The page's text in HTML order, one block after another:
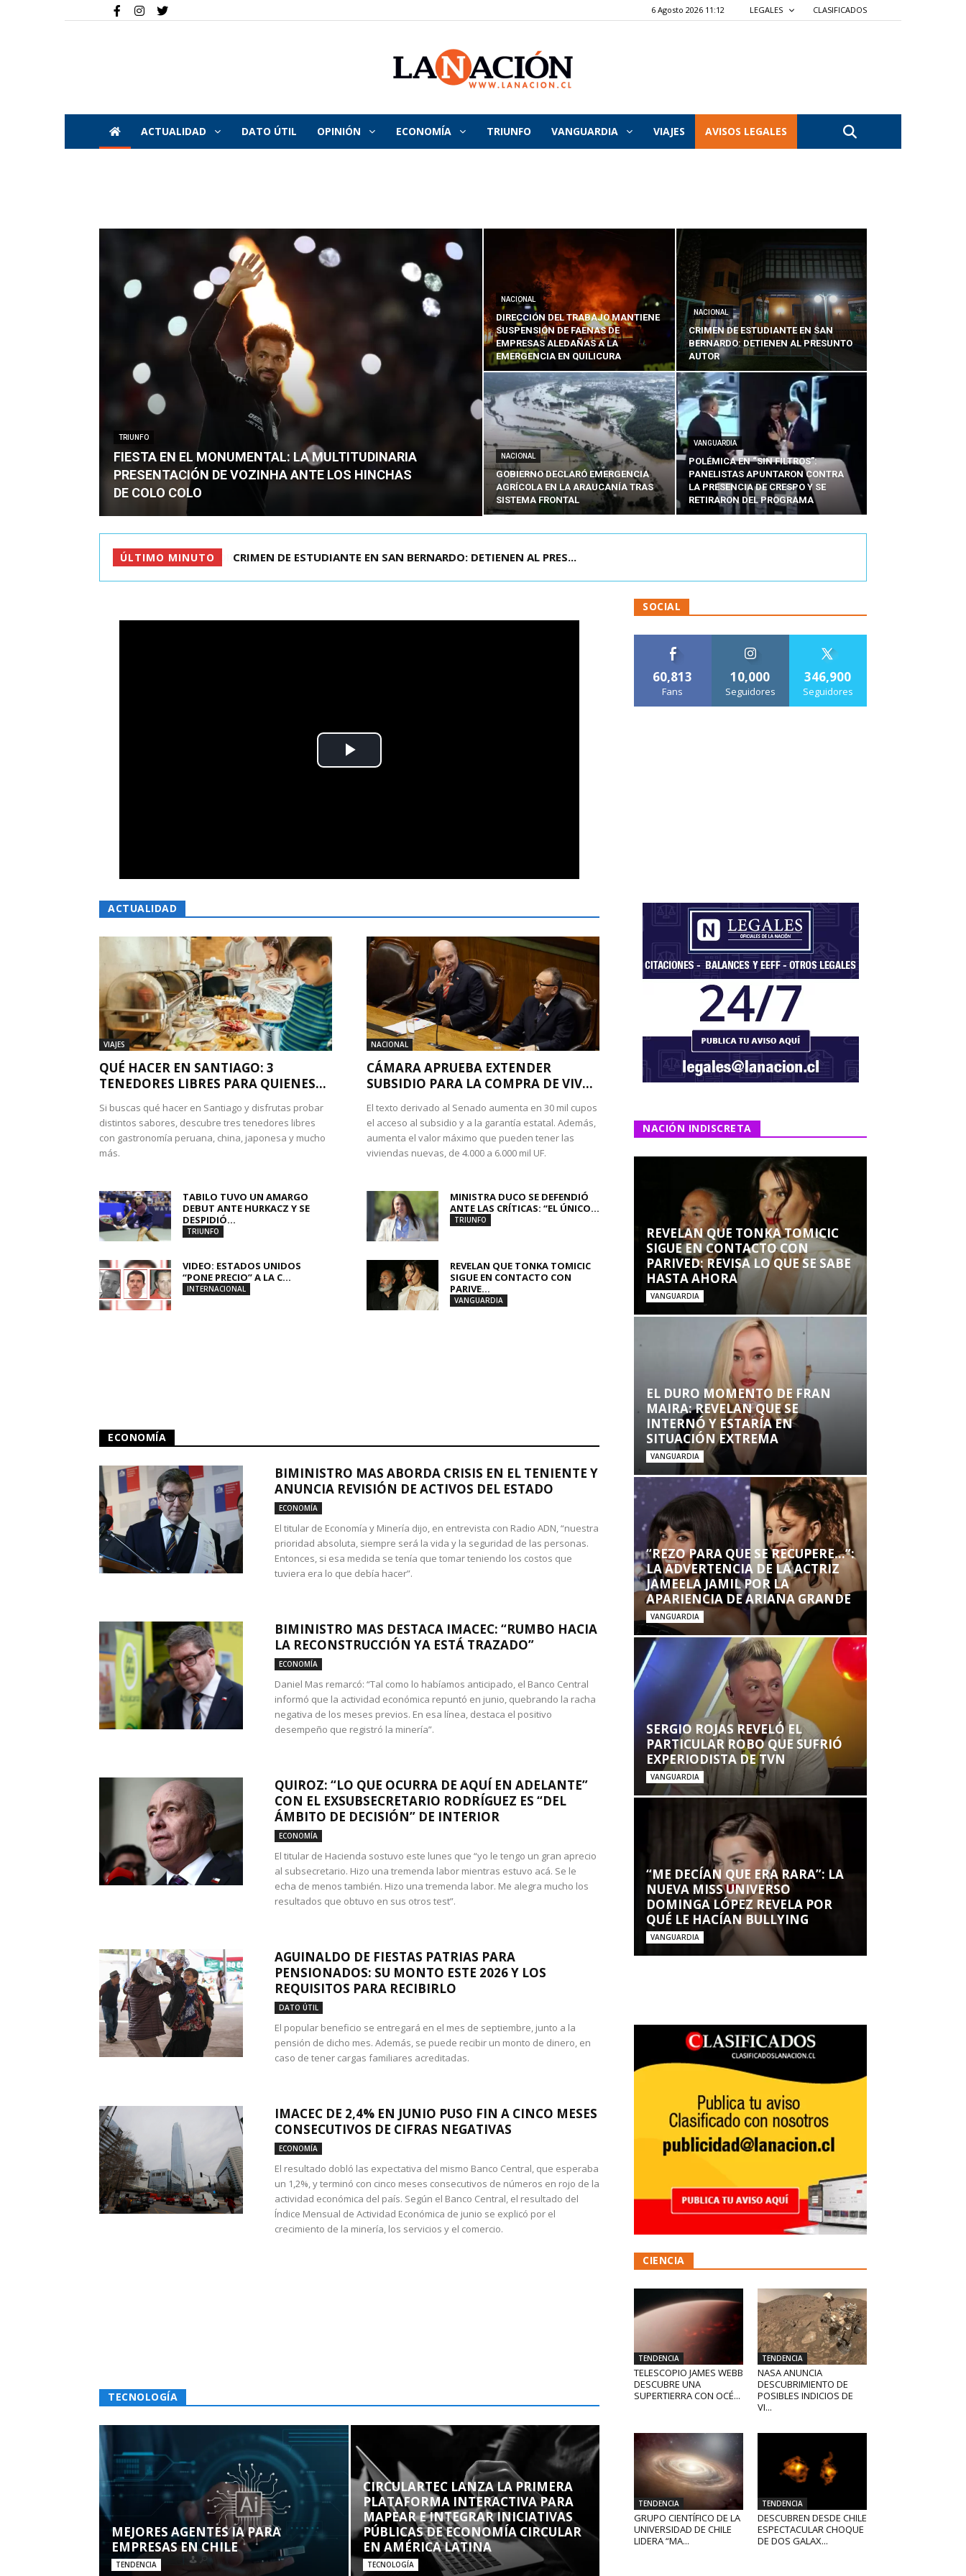
6 Agosto 2026 11:12 LEGALES CLASIFICADOS
La
Nación
ACTUALIDAD DATO ÚTIL OPINIÓN ECONOMÍA TRIUNFO VANGUARDIA VIAJES AVISOS LEGALES
TRIUNFO
FIESTA EN EL MONUMENTAL: LA MULTITUDINARIA
PRESENTACIÓN DE VOZINHA ANTE LOS HINCHAS
DE COLO COLO
NACIONAL
DIRECCIÓN DEL TRABAJO MANTIENE
SUSPENSIÓN DE FAENAS DE
EMPRESAS ALEDAÑAS A LA
EMERGENCIA EN QUILICURA
NACIONAL
CRIMEN DE ESTUDIANTE EN SAN
BERNARDO: DETIENEN AL PRESUNTO
AUTOR
NACIONAL
GOBIERNO DECLARÓ EMERGENCIA
AGRÍCOLA EN LA ARAUCANÍA TRAS
SISTEMA FRONTAL
VANGUARDIA
POLÉMICA EN “SIN FILTROS”:
PANELISTAS APUNTARON CONTRA
LA PRESENCIA DE CRESPO Y SE
RETIRARON DEL PROGRAMA
ÚLTIMO MINUTO CRIMEN DE ESTUDIANTE EN SAN BERNARDO: DETIENEN AL PRES...
ACTUALIDAD
VIAJES
QUÉ HACER EN SANTIAGO: 3
TENEDORES LIBRES PARA QUIENES...
Si buscas qué hacer en Santiago y disfrutas probar
distintos sabores, descubre tres tenedores libres
con gastronomía peruana, china, japonesa y mucho
más.
NACIONAL
CÁMARA APRUEBA EXTENDER
SUBSIDIO PARA LA COMPRA DE VIV...
El texto derivado al Senado aumenta en 30 mil cupos
el acceso al subsidio y a la garantía estatal. Además,
aumenta el valor máximo que pueden tener las
viviendas nuevas, de 4.000 a 6.000 mil UF.
TABILO TUVO UN AMARGO
DEBUT ANTE HURKACZ Y SE
DESPIDIÓ...
TRIUNFO
MINISTRA DUCO SE DEFENDIÓ
ANTE LAS CRÍTICAS: “EL ÚNICO...
TRIUNFO
VIDEO: ESTADOS UNIDOS
“PONE PRECIO” A LA C...
INTERNACIONAL
REVELAN QUE TONKA TOMICIC
SIGUE EN CONTACTO CON
PARIVE...
VANGUARDIA
ECONOMÍA
BIMINISTRO MAS ABORDA CRISIS EN EL TENIENTE Y
ANUNCIA REVISIÓN DE ACTIVOS DEL ESTADO
ECONOMÍA
El titular de Economía y Minería dijo, en entrevista con Radio ADN, “nuestra
prioridad absoluta, siempre será la vida y la seguridad de las personas.
Entonces, si esa medida se tenía que tomar teniendo los costos que
tuviera era lo que debía hacer”.
BIMINISTRO MAS DESTACA IMACEC: “RUMBO HACIA
LA RECONSTRUCCIÓN YA ESTÁ TRAZADO”
ECONOMÍA
Daniel Mas remarcó: “Tal como lo habíamos anticipado, el Banco Central
informó que la actividad económica repuntó en junio, quebrando la racha
negativa de los meses previos. En esa línea, destaca el positivo
desempeño que registró la minería”.
QUIROZ: “LO QUE OCURRA DE AQUÍ EN ADELANTE”
CON EL EXSUBSECRETARIO RODRÍGUEZ ES “DEL
ÁMBITO DE DECISIÓN” DE INTERIOR
ECONOMÍA
El titular de Hacienda sostuvo este lunes que “yo le tengo un gran aprecio
al subsecretario. Hizo una tremenda labor mientras estuvo acá. Se le
echa de menos también. Hizo una tremenda labor. Me alegra mucho los
resultados que obtuvo en sus otros test”.
AGUINALDO DE FIESTAS PATRIAS PARA
PENSIONADOS: SU MONTO ESTE 2026 Y LOS
REQUISITOS PARA RECIBIRLO
DATO ÚTIL
El popular beneficio se entregará en el mes de septiembre, junto a la
pensión de dicho mes. Además, se puede recibir un monto de dinero, en
caso de tener cargas familiares acreditadas.
IMACEC DE 2,4% EN JUNIO PUSO FIN A CINCO MESES
CONSECUTIVOS DE CIFRAS NEGATIVAS
ECONOMÍA
El resultado dobló las expectativa del mismo Banco Central, que esperaba
un 1,2%, y terminó con cinco meses consecutivos de números en rojo de la
actividad económica del país. Según el Banco Central, el resultado del
Índice Mensual de Actividad Económica de junio se explicó por el
crecimiento de la minería, los servicios y el comercio.
TECNOLOGÍA
MEJORES AGENTES IA PARA
EMPRESAS EN CHILE
TENDENCIA
CIRCULARTEC LANZA LA PRIMERA
PLATAFORMA INTERACTIVA PARA
MAPEAR E INTEGRAR INICIATIVAS
PÚBLICAS DE ECONOMÍA CIRCULAR
EN AMÉRICA LATINA
TECNOLOGÍA
SOCIAL
60,813
Fans
10,000
Seguidores
346,900
Seguidores
NACIÓN INDISCRETA
REVELAN QUE TONKA TOMICIC
SIGUE EN CONTACTO CON
PARIVED: REVISA LO QUE SE SABE
HASTA AHORA
VANGUARDIA
EL DURO MOMENTO DE FRAN
MAIRA: REVELAN QUE SE
INTERNÓ Y ESTARÍA EN
SITUACIÓN EXTREMA
VANGUARDIA
“REZO PARA QUE SE RECUPERE…”:
LA ADVERTENCIA DE LA ACTRIZ
JAMEELA JAMIL POR LA
APARIENCIA DE ARIANA GRANDE
VANGUARDIA
SERGIO ROJAS REVELÓ EL
PARTICULAR ROBO QUE SUFRIÓ
EXPERIODISTA DE TVN
VANGUARDIA
“ME DECÍAN QUE ERA RARA”: LA
NUEVA MISS UNIVERSO
DOMINGA LÓPEZ REVELA POR
QUÉ LE HACÍAN BULLYING
VANGUARDIA
CIENCIA
TENDENCIA
TELESCOPIO JAMES WEBB
DESCUBRE UNA
SUPERTIERRA CON OCÉ...
TENDENCIA
NASA ANUNCIA
DESCUBRIMIENTO DE
POSIBLES INDICIOS DE
VI...
TENDENCIA
GRUPO CIENTÍFICO DE LA
UNIVERSIDAD DE CHILE
LIDERA “MA...
TENDENCIA
DESCUBREN DESDE CHILE
ESPECTACULAR CHOQUE
DE DOS GALAX...